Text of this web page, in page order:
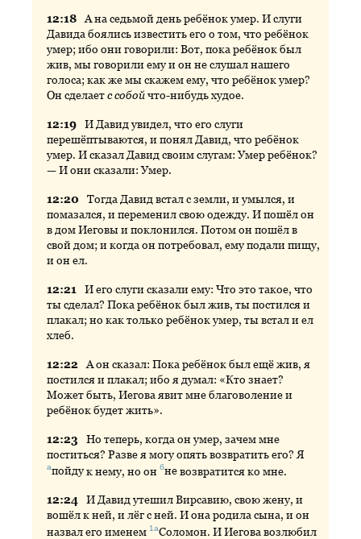
12:18 Ана седьмой день ребёнок умер. И слуги
Давида боялись известить его о том, что ребёнок
умер; ибо они говорили: Вот, пока ребёнок был
жив, мы говорили ему и он не слушал нашего
голоса; как же мы скажем ему, что ребёнок умер?
Он сделаетс собойчто-нибудь худое.
12:19 И Давид увидел, что его слуги
перешёптываются, и понял Давид, что ребёнок
умер. И сказал Давид своим слугам: Умер ребёнок?
— И они сказали: Умер.
12:20 Тогда Давид встал с земли, и умылся, и
помазался, и переменил свою одежду. И пошёл он
в дом Иеговы и поклонился. Потом он пошёл в
свой дом; и когда он потребовал, ему подали пищу,
и он ел.
12:21 Иего слуги сказали ему: Что это такое, что
ты сделал? Пока ребёнок был жив, ты постился и
плакал; но как только ребёнок умер, ты встал и ел
хлеб.
12:22 Аон сказал: Пока ребёнок был ещё жив, я
постился и плакал; ибо я думал: «Кто знает?
Может быть, Иегова явит мне благоволение и
ребёнок будет жить».
12:23 Но теперь, когда он умер, зачем мне
поститься? Разве я могу опять возвратить его? Я
апойдук нему, но онбневозвратится ко мне.
12:24 И Давид утешил Вирсавию, свою жену, и
вошёл к ней, и лёг с ней. И она родила сына, и он
назвал его именем1аСоломон. И Иегова возлюбил